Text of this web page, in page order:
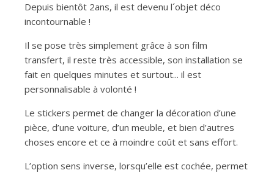
Depuis bientôt 2ans, il est devenu l´objet déco
incontournable !
Il se pose très simplement grâce à son film
transfert, il reste très accessible, son installation se
fait en quelques minutes et surtout... il est
personnalisable à volonté !
Le stickers permet de changer la décoration d’une
pièce, d’une voiture, d’un meuble, et bien d’autres
choses encore et ce à moindre coût et sans effort.
L’option sens inverse, lorsqu’elle est cochée, permet